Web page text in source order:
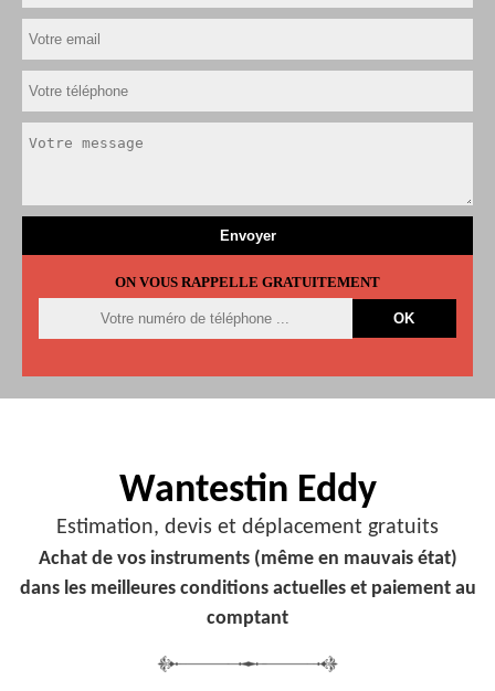
ON VOUS RAPPELLE GRATUITEMENT
Wantestin Eddy
Estimation, devis et déplacement gratuits
Achat de vos instruments (même en mauvais état)
dans les meilleures conditions actuelles et paiement au
comptant